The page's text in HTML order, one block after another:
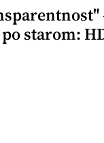
starom: